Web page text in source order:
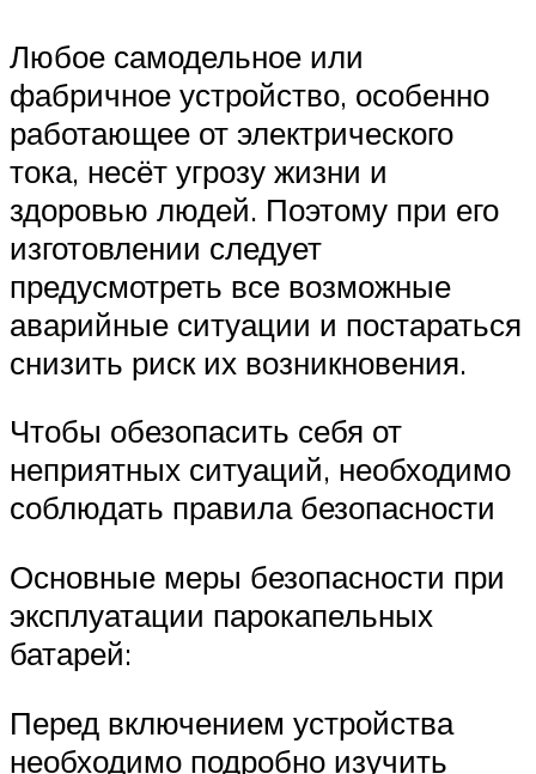
Любое самодельное или
фабричное устройство, особенно
работающее от электрического
тока, несёт угрозу жизни и
здоровью людей. Поэтому при его
изготовлении следует
предусмотреть все возможные
аварийные ситуации и постараться
снизить риск их возникновения.
Чтобы обезопасить себя от
неприятных ситуаций, необходимо
соблюдать правила безопасности
Основные меры безопасности при
эксплуатации парокапельных
батарей:
Перед включением устройства
необходимо подробно изучить